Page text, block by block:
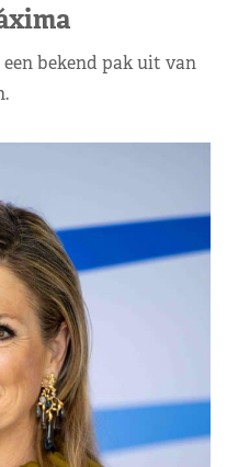
bekend pak uit van